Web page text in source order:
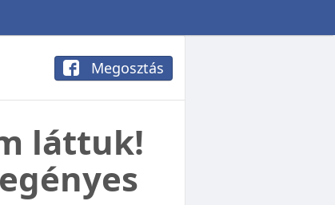
Megosztás
láttuk!